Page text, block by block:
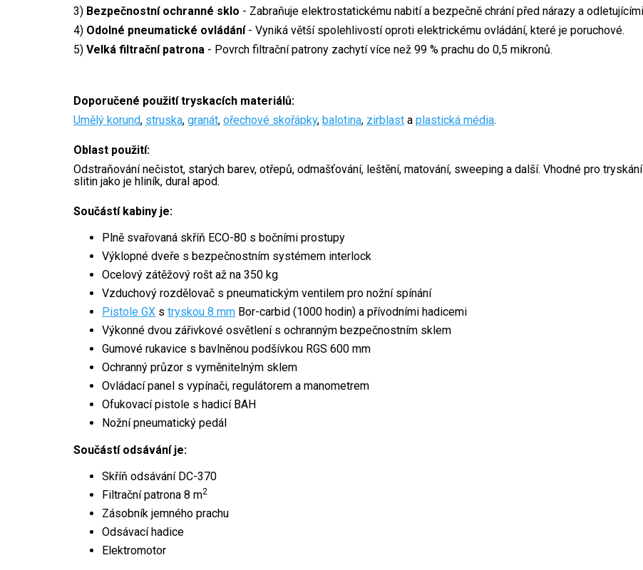
3) Bezpečnostní ochranné sklo - Zabraňuje elektrostatickému nabití a bezpečně chrání před nárazy a
4) Odolné pneumatické ovládání - Vyniká větší spolehlivostí oproti elektrickému ovládání, které je poruchové.
5) Velká filtrační patrona - Povrch filtrační patrony zachytí více než 99 % prachu do 0,5 mikronů.
Doporučené použití tryskacích materiálů:
Umělý korund, struska, granát, ořechové skořápky, balotina, zirblast a plastická média.
Oblast použití:
Odstraňování nečistot, starých barev, otřepů, odmašťování, leštění, matování, sweeping a další. Vhodné pro
slitin jako je hliník, dural apod.
Součástí kabiny je:
Plně svařovaná skříň ECO-80 s bočními prostupy
Výklopné dveře s bezpečnostním systémem interlock
Ocelový zátěžový rošt až na 350 kg
Vzduchový rozdělovač s pneumatickým ventilem pro nožní spínání
Pistole GX s tryskou 8 mm Bor-carbid (1000 hodin) a přívodními hadicemi
Výkonné dvou zářivkové osvětlení s ochranným bezpečnostním sklem
Gumové rukavice s bavlněnou podšívkou RGS 600 mm
Ochranný průzor s vyměnitelným sklem
Ovládací panel s vypínači, regulátorem a manometrem
Ofukovací pistole s hadicí BAH
Nožní pneumatický pedál
Součástí odsávání je:
Skříň odsávání DC-370
Filtrační patrona 8 m2
Zásobník jemného prachu
Odsávací hadice
Elektromotor